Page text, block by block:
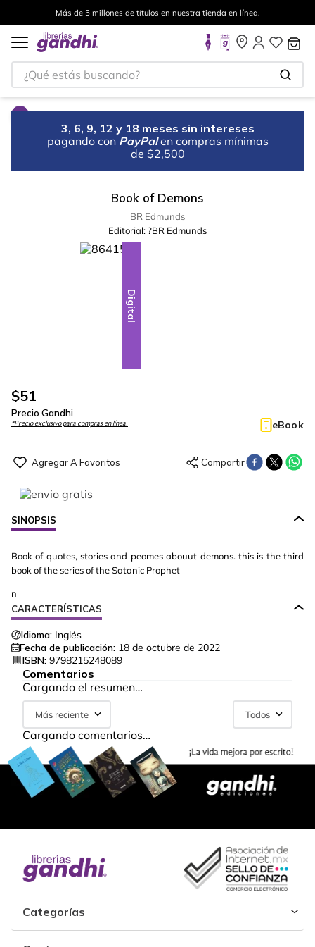
Más de 5 millones de títulos en nuestra tienda en línea.
¿Qué estás buscando?
3, 6, 9, 12 y 18 meses sin intereses
pagando con PayPal en compras mínimas
de $2,500
Book of Demons
BR Edmunds
Editorial: ?BR Edmunds
Digital
$51
Precio Gandhi
*Precio exclusivo para compras en línea. eBook
SINOPSIS
Book of quotes, stories and peomes abouut demons. this is the third
book of the series of the Satanic Prophet
n
CARACTERÍSTICAS
Idioma: Inglés
Fecha de publicación: 18 de octubre de 2022
ISBN: 9798215248089
Comentarios
Cargando el resumen…
Más reciente Todos
Cargando comentarios…
Categorías